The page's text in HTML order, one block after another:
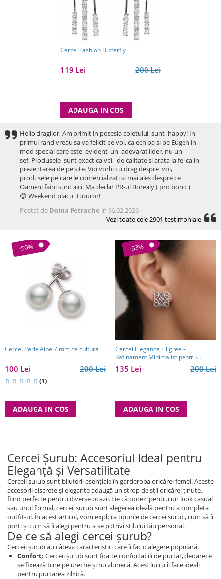
Cercei Fashion Butterfly
200 Lei
119 Lei
ADAUGA IN COS
Hello dragilor, Am primit in posesia coletului sunt happy! In
primul rand vreau sa va felicit pe voi, ca echipa si pe Eugen in
mod special care este evident un adevarat lider, nu un
sef. Produsele sunt exact ca voi, de calitate si arata la fel ca in
prezentarea de pe site. Voi vorbi cu drag despre voi,
produsele pe care le comercializati si mai ales despre ce
Oameni faini sunt aici. Ma declar PR-ul Borealy ( pro bono )
😊 Weekend placut tuturor!
Postat de Doina Petrache in 06.02.2026
Vezi toate cele 2901 testimoniale
-50%
Cercei Perle Albe 7 mm de cultura
200 Lei
100 Lei
(1)
ADAUGA IN COS
-33%
Cercei Elegance Filigree –
Rafinament Minimalist pentru
Femeia Modernă
200 Lei
135 Lei
ADAUGA IN COS
Cercei Șurub: Accesoriul Ideal pentru
Eleganță și Versatilitate
Cerceii șurub sunt bijuterii esențiale în garderoba oricărei femei. Aceste
accesorii discrete și elegante adaugă un strop de stil oricărei ținute,
fiind perfecte pentru diverse ocazii. Fie că optezi pentru un look casual
sau unul formal, cerceii șurub sunt alegerea ideală pentru a completa
outfit-ul. În acest articol, vom explora tipurile de cercei șurub, cum să îi
porți și cum să îi alegi pentru a se potrivi stilului tău personal.
De ce să alegi cercei șurub?
Cerceii șurub au câteva caracteristici care îi fac o alegere populară:
Confort: Cerceii șurub sunt foarte confortabili de purtat, deoarece
se fixează bine pe ureche și nu alunecă. Acest lucru îi face ideali
pentru purtarea zilnică.